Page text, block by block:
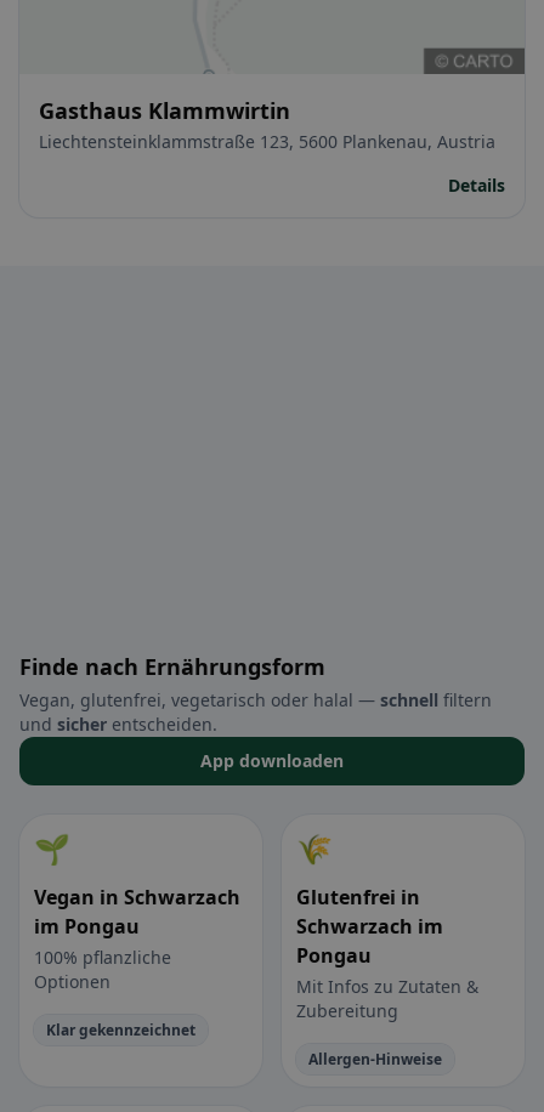
Gasthaus Klammwirtin
Liechtensteinklammstraße 123, 5600 Plankenau, Austria
Details
Finde nach Ernährungsform
Vegan, glutenfrei, vegetarisch oder halal — schnell filtern
und sicher entscheiden.
App downloaden
🌱
Vegan in Schwarzach
im Pongau
100% pflanzliche
Optionen
Klar gekennzeichnet
🌾
Glutenfrei in
Schwarzach im
Pongau
Mit Infos zu Zutaten &
Zubereitung
Allergen-Hinweise